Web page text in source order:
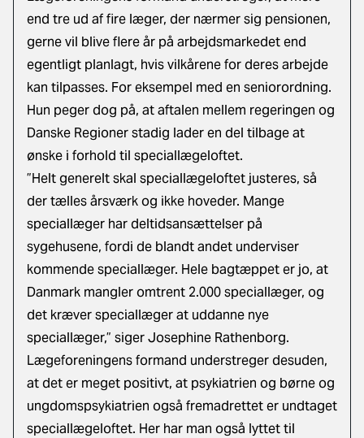
end tre ud af fire læger, der nærmer sig pensionen,
gerne vil blive flere år på arbejdsmarkedet end
egentligt planlagt, hvis vilkårene for deres arbejde
kan tilpasses. For eksempel med en seniorordning.
Hun peger dog på, at aftalen mellem regeringen og
Danske Regioner stadig lader en del tilbage at
ønske i forhold til speciallægeloftet.
”Helt generelt skal speciallægeloftet justeres, så
der tælles årsværk og ikke hoveder. Mange
speciallæger har deltidsansættelser på
sygehusene, fordi de blandt andet underviser
kommende speciallæger. Hele bagtæppet er jo, at
Danmark mangler omtrent 2.000 speciallæger, og
det kræver speciallæger at uddanne nye
speciallæger,” siger Josephine Rathenborg.
Lægeforeningens formand understreger desuden,
at det er meget positivt, at psykiatrien og børne og
ungdomspsykiatrien også fremadrettet er undtaget
speciallægeloftet. Her har man også lyttet til